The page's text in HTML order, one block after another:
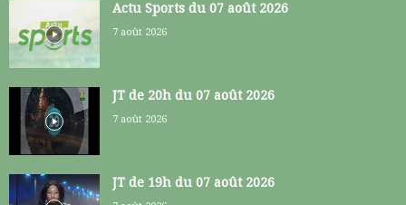
Actu Sports du 07 août 2026
7 août 2026
JT de 20h du 07 août 2026
7 août 2026
JT de 19h du 07 août 2026